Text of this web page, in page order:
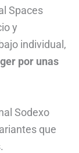
Spaces
y
individual,
por unas
Sodexo
que